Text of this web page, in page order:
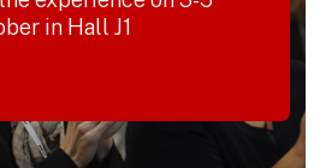
in Hall J1